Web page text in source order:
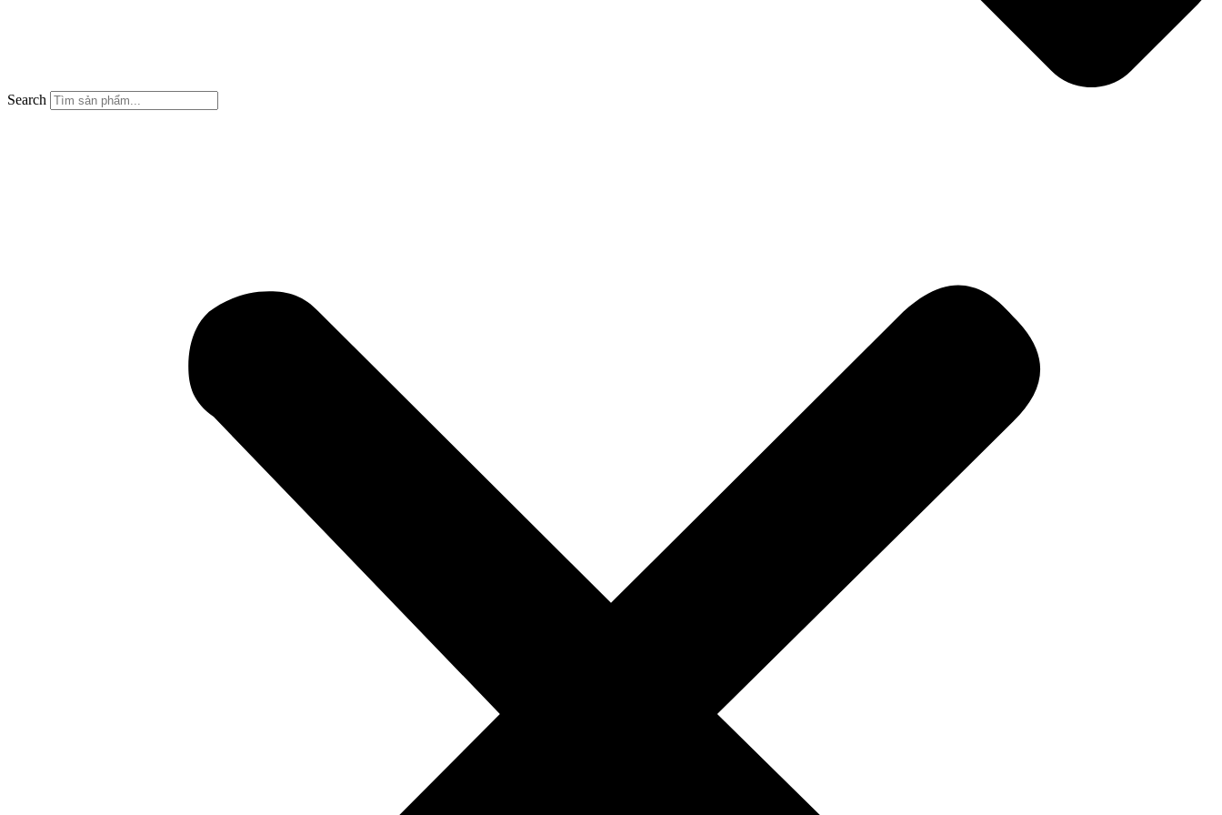
Search